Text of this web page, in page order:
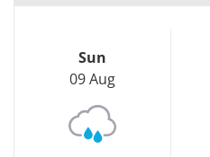
Sun
09 Aug